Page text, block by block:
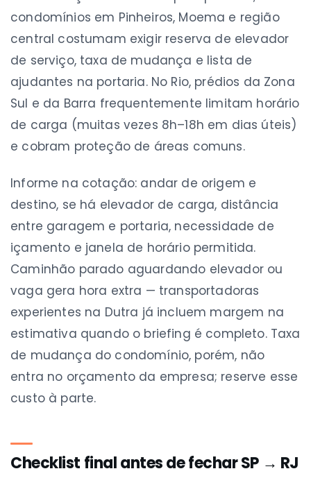
condomínios em Pinheiros, Moema e região
central costumam exigir reserva de elevador
de serviço, taxa de mudança e lista de
ajudantes na portaria. No Rio, prédios da Zona
Sul e da Barra frequentemente limitam horário
de carga (muitas vezes 8h–18h em dias úteis)
e cobram proteção de áreas comuns.
Informe na cotação: andar de origem e
destino, se há elevador de carga, distância
entre garagem e portaria, necessidade de
içamento e janela de horário permitida.
Caminhão parado aguardando elevador ou
vaga gera hora extra — transportadoras
experientes na Dutra já incluem margem na
estimativa quando o briefing é completo. Taxa
de mudança do condomínio, porém, não
entra no orçamento da empresa; reserve esse
custo à parte.
Checklist final antes de fechar SP → RJ